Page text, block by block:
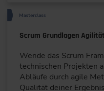
Masterclass
Scrum Grundlagen
Wende das Scrum
technischen Projekten
Abläufe durch agile
Qualität deiner